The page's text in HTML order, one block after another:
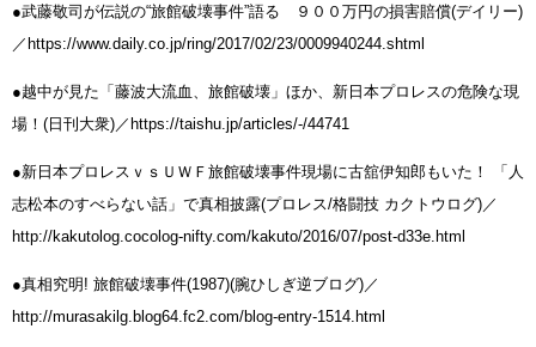
●武藤敬司が伝説の“旅館破壊事件”語る ９００万円の損害賠償(デイリー)
／https://www.daily.co.jp/ring/2017/02/23/0009940244.shtml
●越中が見た「藤波大流血、旅館破壊」ほか、新日本プロレスの危険な現
場！(日刊大衆)／https://taishu.jp/articles/-/44741
●新日本プロレスｖｓＵＷＦ旅館破壊事件現場に古舘伊知郎もいた！ 「人
志松本のすべらない話」で真相披露(プロレス/格闘技 カクトウログ)／
http://kakutolog.cocolog-nifty.com/kakuto/2016/07/post-d33e.html
●真相究明! 旅館破壊事件(1987)(腕ひしぎ逆ブログ)／
http://murasakilg.blog64.fc2.com/blog-entry-1514.html